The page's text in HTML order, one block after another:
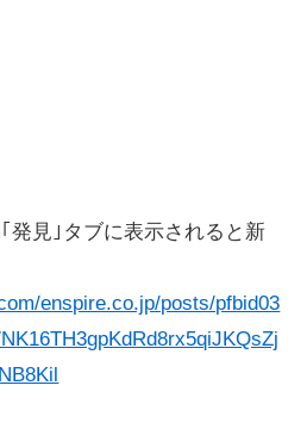
見｣タブに表示されると新
enspire.co.jp/posts/pfbid03